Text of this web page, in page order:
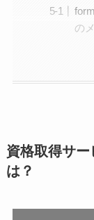
の
資格取得サ
は？